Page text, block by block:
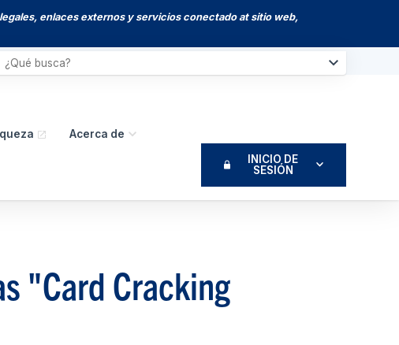
enlaces externos y servicios conectado at sitio web,
Acerca de
INICIO DE
SESIÓN
"Card Cracking